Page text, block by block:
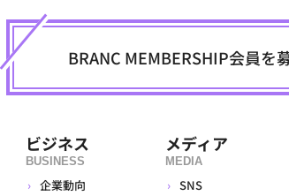
BRANC MEMBERSHIP会員
ビジネス
BUSINESS
企業動向
メディア
MEDIA
SNS